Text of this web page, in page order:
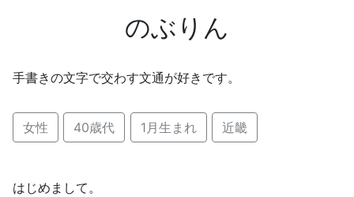
のぶりん
手書きの文字で交わす文通が好きです。
女性 40歳代 1月生まれ 近畿
はじめまして。